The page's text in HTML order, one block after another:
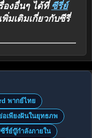
องอื่นๆ ได้ที่ ซีรี่ย์
มเติมเกี่ยวกับซีรี่
พากย์ไทย
อเพียงฝันในยุทธภพ
รี่ย์บู๊กำลังภายใน